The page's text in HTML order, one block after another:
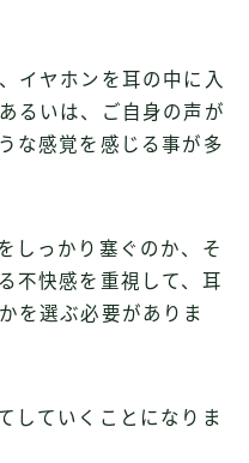
イヤホンを耳の中に入
るいは、ご自身の声が
な感覚を感じる事が多
しっかり塞ぐのか、そ
不快感を重視して、耳
を選ぶ必要がありま
していくことになりま